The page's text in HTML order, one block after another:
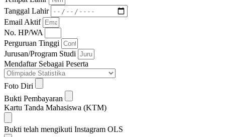
Tanggal Lahir
Email Aktif
No. HP/WA
Perguruan Tinggi
Jurusan/Program Studi
Mendaftar Sebagai Peserta
Foto Diri
Bukti Pembayaran
Kartu Tanda Mahasiswa (KTM)
Bukti telah mengikuti Instagram OLS